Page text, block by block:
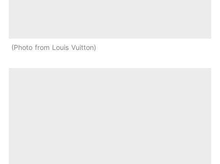
Photo from Louis Vuitton